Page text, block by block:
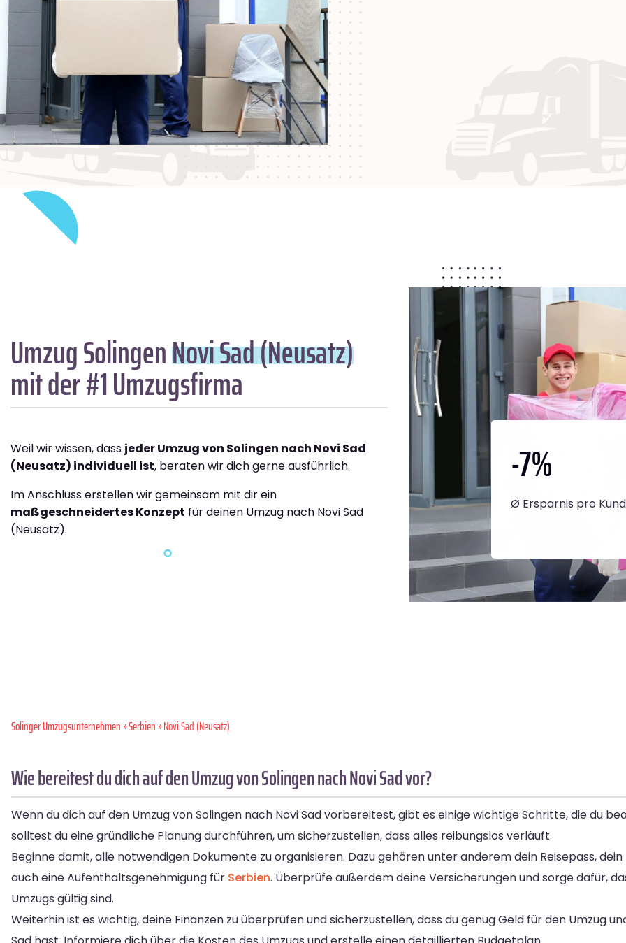
Umzug SolingenNovi Sad (Neusatz)
mit der #1 Umzugsfirma
Weil wir wissen, dass jeder Umzug von Solingen nach Novi Sad
(Neusatz) individuell ist, beraten wir dich gerne ausführlich.
Im Anschluss erstellen wir gemeinsam mit dir ein
maßgeschneidertes Konzept für deinen Umzug nach Novi Sad
(Neusatz).
-7%
Ø Ersparnis pro
Solinger Umzugsunternehmen»Serbien» Novi Sad (Neusatz)
Wie bereitest du dich auf den Umzug von Solingen nach Novi Sad vor?
Wenn du dich auf den Umzug von Solingen nach Novi Sad vorbereitest, gibt es einige wichtige Schritte, die du
solltest du eine gründliche Planung durchführen, um sicherzustellen, dass alles reibungslos verläuft.
Beginne damit, alle notwendigen Dokumente zu organisieren. Dazu gehören unter anderem dein Reisepass,
auch eine Aufenthaltsgenehmigung für Serbien. Überprüfe außerdem deine Versicherungen und sorge dafür,
Umzugs gültig sind.
Weiterhin ist es wichtig, deine Finanzen zu überprüfen und sicherzustellen, dass du genug Geld für den Umzug